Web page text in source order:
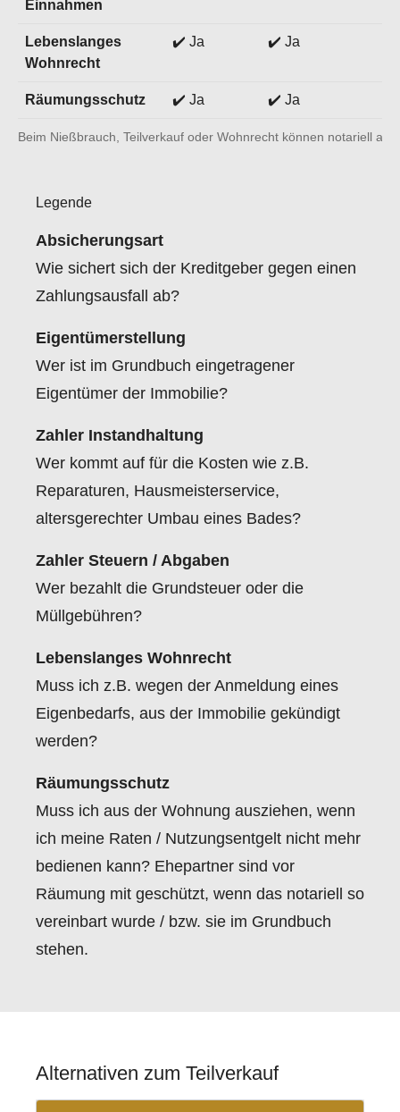
Beim Nießbrauch, Teilverkauf oder Wohnrecht können notariell
Einnahmen
Lebenslanges
Wohnrecht
✔️ Ja ✔️ Ja
Räumungsschutz ✔️ Ja ✔️ Ja
Legende
Absicherungsart
Wie sichert sich der Kreditgeber gegen einen
Zahlungsausfall ab?
Eigentümerstellung
Wer ist im Grundbuch eingetragener
Eigentümer der Immobilie?
Zahler Instandhaltung
Wer kommt auf für die Kosten wie z.B.
Reparaturen, Hausmeisterservice,
altersgerechter Umbau eines Bades?
Zahler Steuern / Abgaben
Wer bezahlt die Grundsteuer oder die
Müllgebühren?
Lebenslanges Wohnrecht
Muss ich z.B. wegen der Anmeldung eines
Eigenbedarfs, aus der Immobilie gekündigt
werden?
Räumungsschutz
Muss ich aus der Wohnung ausziehen, wenn
ich meine Raten / Nutzungsentgelt nicht mehr
bedienen kann? Ehepartner sind vor
Räumung mit geschützt, wenn das notariell so
vereinbart wurde / bzw. sie im Grundbuch
stehen.
Alternativen zum Teilverkauf